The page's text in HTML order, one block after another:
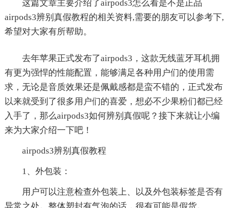
这篇文章主要介绍了airpods3怎么看是不是正品
airpods3辨别真假教程的相关资料,需要的朋友可以参考下,
希望对大家有所帮助。
去年苹果正式发布了airpods3，这款无线蓝牙耳机拥
有更为强悍的性能配置，能够满足各种用户们的使用需
求，无论是音质效果还是佩戴感都是蛮不错的，正式发布
以来就受到了很多用户们的喜爱，想必不少果粉们都已经
入手了，那么airpods3如何辨别真假呢？接下来就让小编
来为大家介绍一下吧！
airpods3辨别真假教程
1、外包装：
用户可以注意检查外包装上、以及外包装标签是否有
异常之处。整体塑封有气泡的话，很有可能是假货。